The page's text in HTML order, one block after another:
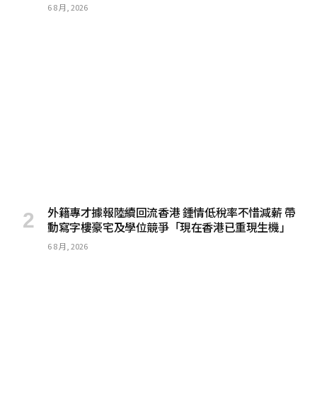
6 8 月, 2026
外籍專才據報陸續回流香港 鍾情低稅率不惜減薪 帶
動寫字樓豪宅及學位競爭「現在香港已重現生機」
6 8 月, 2026